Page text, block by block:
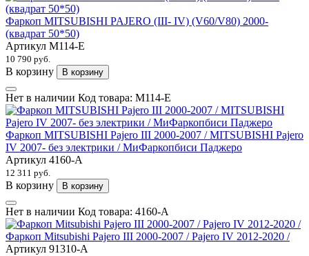
Фаркоп MITSUBISHI PAJERO (III- IV) (V60/V80) 2000-
(квадрат 50*50)
Артикул M114-E
10 790 руб.
В корзину В корзину
Нет в наличии Код товара: M114-E
Фаркоп MITSUBISHI Pajero III 2000-2007 / MITSUBISHI Pajero
IV 2007- без электрики / МиФаркопбиси Паджеро
Артикул 4160-A
12 311 руб.
В корзину В корзину
Нет в наличии Код товара: 4160-A
Фаркоп Mitsubishi Pajero III 2000-2007 / Pajero IV 2012-2020 /
Артикул 91310-A